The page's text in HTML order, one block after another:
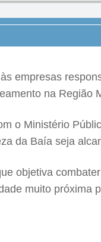
empresas
na Região
o Ministério
da Baía seja
objetiva
muito próxima